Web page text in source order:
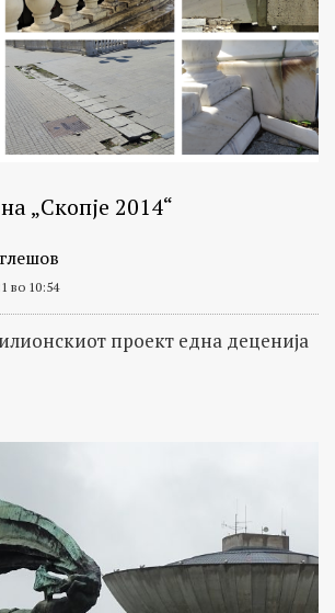
„Скопје 2014“
во 10:54
проект една деценија